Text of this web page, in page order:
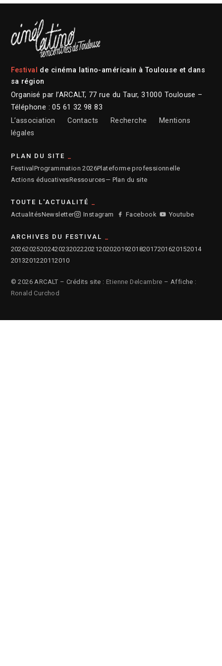
Festival de cinéma latino-américain à Toulouse et dans
sa région
Organisé par l’ARCALT, 77 rue du Taur, 31000 Toulouse –
Téléphone : 05 61 32 98 83
L’association
Contacts Recherche
Mentions
légales
PLAN DU SITE
Festival Programmation 2026Plateforme professionnelle
Actions éducativesRessources— Plan du site
TOUTE L'ACTUALITÉ
ActualitésNewsletter Instagram Facebook Youtube
ARCHIVES DU FESTIVAL
2026202520242023202220212020201920182017201620152014
2013201220112010
© 2026 ARCALT – Crédits site : Etienne Delcambre – Affiche :
Ronald Curchod